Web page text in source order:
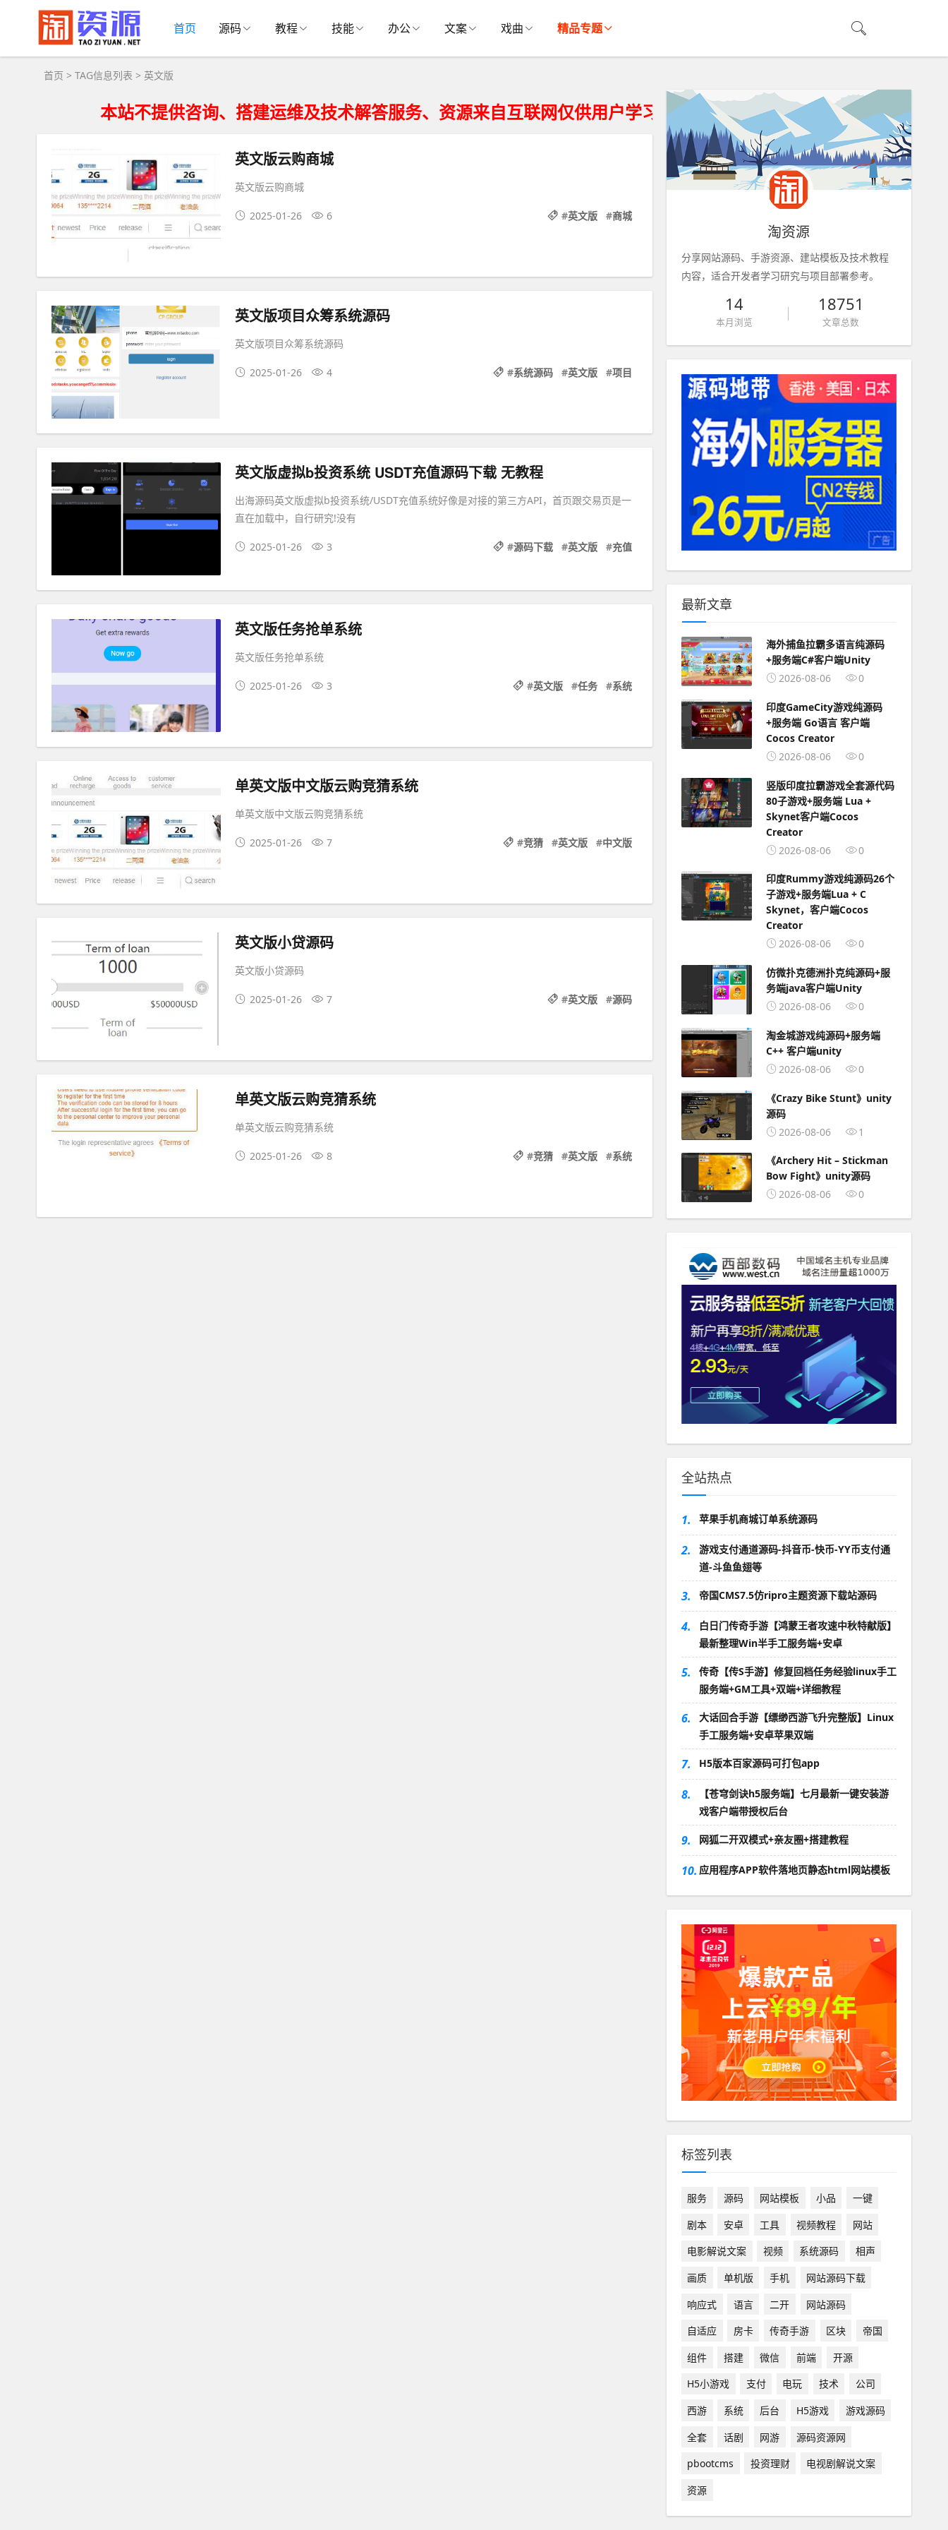
首页 源码 教程 技能 办公 文案 戏曲 精品专题
首页 > TAG信息列表 > 英文版
本站不提供咨询、搭建运维及技术解答服务、资源来自互联网仅供用户学习研究、请获得资源24小时内从您的存储设
英文版云购商城
英文版云购商城
2025-01-26 6 #英文版 #商城
英文版项目众筹系统源码
英文版项目众筹系统源码
2025-01-26 4 #系统源码 #英文版 #项目
英文版虚拟b投资系统 USDT充值源码下载 无教程
出海源码英文版虚拟b投资系统/USDT充值系统好像是对接的第三方API，首页跟交易页是一
直在加载中，自行研究!没有
2025-01-26 3 #源码下载 #英文版 #充值
英文版任务抢单系统
英文版任务抢单系统
2025-01-26 3 #英文版 #任务 #系统
单英文版中文版云购竞猜系统
单英文版中文版云购竞猜系统
2025-01-26 7 #竞猜 #英文版 #中文版
英文版小贷源码
英文版小贷源码
2025-01-26 7 #英文版 #源码
单英文版云购竞猜系统
单英文版云购竞猜系统
2025-01-26 8 #竞猜 #英文版 #系统
淘资源
分享网站源码、手游资源、建站模板及技术教程
内容，适合开发者学习研究与项目部署参考。
14
本月浏览
18751
文章总数
最新文章
海外捕鱼拉霸多语言纯源码
+服务端C#客户端Unity
2026-08-06
0
印度GameCity游戏纯源码
+服务端 Go语言 客户端
Cocos Creator
2026-08-06
0
竖版印度拉霸游戏全套源代码
80子游戏+服务端 Lua +
Skynet客户端Cocos
Creator
2026-08-06
0
印度Rummy游戏纯源码26个
子游戏+服务端Lua + C
Skynet，客户端Cocos
Creator
2026-08-06
0
仿微扑克德洲扑克纯源码+服
务端java客户端Unity
2026-08-06
0
淘金城游戏纯源码+服务端
C++ 客户端unity
2026-08-06
0
《Crazy Bike Stunt》unity
源码
2026-08-06
1
《Archery Hit – Stickman
Bow Fight》unity源码
2026-08-06
0
全站热点
1. 苹果手机商城订单系统源码
2.
游戏支付通道源码-抖音币-快币-YY币支付通
道-斗鱼鱼翅等
3. 帝国CMS7.5仿ripro主题资源下载站源码
4.
白日门传奇手游【鸿蒙王者攻速中秋特献版】
最新整理Win半手工服务端+安卓
5.
传奇【传S手游】修复回档任务经验linux手工
服务端+GM工具+双端+详细教程
6.
大话回合手游【缥缈西游飞升完整版】Linux
手工服务端+安卓苹果双端
7. H5版本百家源码可打包app
8.
【苍穹剑诀h5服务端】七月最新一键安装游
戏客户端带授权后台
9. 网狐二开双模式+亲友圈+搭建教程
10. 应用程序APP软件落地页静态html网站模板
标签列表
服务 源码 网站模板 小品
一键
剧本
安卓 工具 视频教程
网站
电影解说文案
视频 系统源码
相声
画质
单机版 手机
网站源码下载
响应式
语言 二开
网站源码
自适应
房卡 传奇手游 区块
帝国
组件
搭建 微信 前端
开源
H5小游戏
支付 电玩 技术
公司
西游
系统 后台 H5游戏
游戏源码
全套
话剧 网游
源码资源网
pbootcms
投资理财
电视剧解说文案
资源